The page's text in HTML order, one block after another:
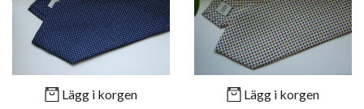
Lägg i korgen Lägg i korgen